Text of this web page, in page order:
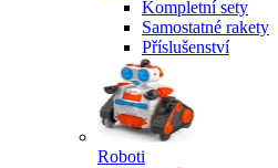
Kompletní sety
Samostatné rakety
Příslušenství
Roboti